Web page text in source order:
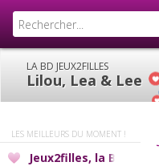
LA BD JEUX2FILLES
Lilou, Lea & Lee
LES MEILLEURS DU MOMENT !
Jeux2filles, la BD